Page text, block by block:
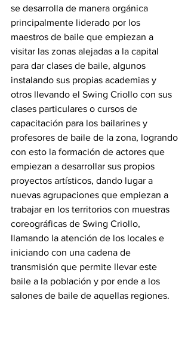
se desarrolla de manera orgánica
principalmente liderado por los
maestros de baile que empiezan a
visitar las zonas alejadas a la capital
para dar clases de baile, algunos
instalando sus propias academias y
otros llevando el Swing Criollo con sus
clases particulares o cursos de
capacitación para los bailarines y
profesores de baile de la zona, logrando
con esto la formación de actores que
empiezan a desarrollar sus propios
proyectos artísticos, dando lugar a
nuevas agrupaciones que empiezan a
trabajar en los territorios con muestras
coreográficas de Swing Criollo,
llamando la atención de los locales e
iniciando con una cadena de
transmisión que permite llevar este
baile a la población y por ende a los
salones de baile de aquellas regiones.